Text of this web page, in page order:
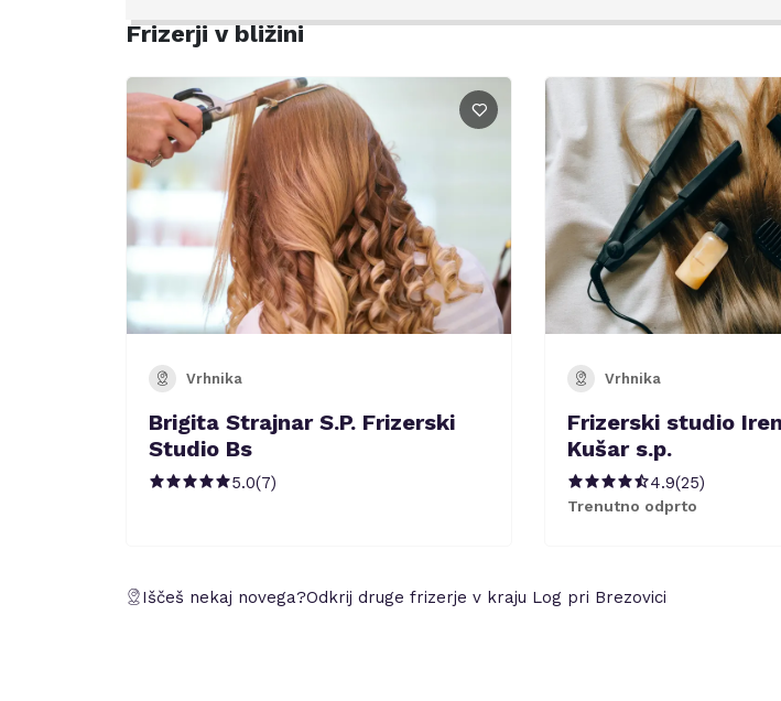
Frizerji v bližini
Vrhnika
Brigita Strajnar S.P. Frizerski
Studio Bs
5.0(7)
Vrhnika
Frizerski studio
Kušar s.p.
4.9(25)
Trenutno odprto
Iščeš nekaj novega?Odkrij druge frizerje v kraju Log pri Brezovici